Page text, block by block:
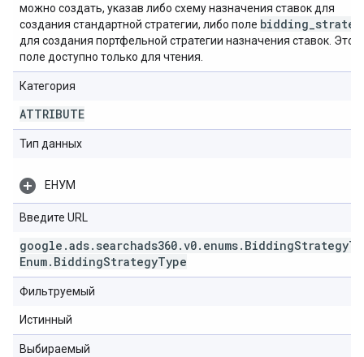
можно создать, указав либо схему назначения ставок для
создания стандартной стратегии, либо поле bidding
для создания портфельной стратегии назначения ставок. Это
поле доступно только для чтения.
Категория
ATTRIBUTE
Тип данных
ЕНУМ
Введите URL
google .ads. searchads360.v0. enums. BiddingStrategy
Enum. BiddingStrategyType
Фильтруемый
Истинный
Выбираемый